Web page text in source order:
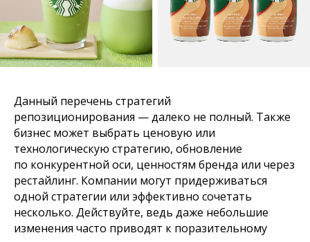
Данный перечень стратегий
репозиционирования — далеко не полный. Также
бизнес может выбрать ценовую или
технологическую стратегию, обновление
по конкурентной оси, ценностям бренда или через
рестайлинг. Компании могут придерживаться
одной стратегии или эффективно сочетать
несколько. Действуйте, ведь даже небольшие
изменения часто приводят к поразительному